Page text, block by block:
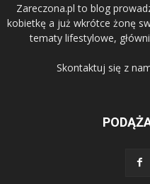
Zareczona.pl to blog
kobietkę a już wkrótce żonę
tematy lifestylowe,
Skontaktuj się z